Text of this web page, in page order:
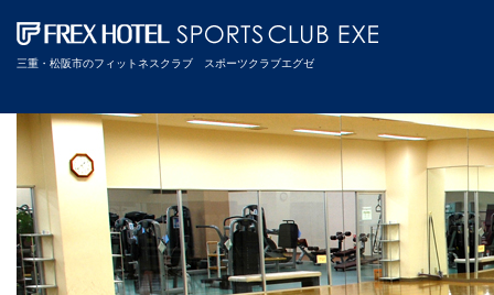
三重・松阪市のフィットネスクラブ スポーツクラブエグゼ